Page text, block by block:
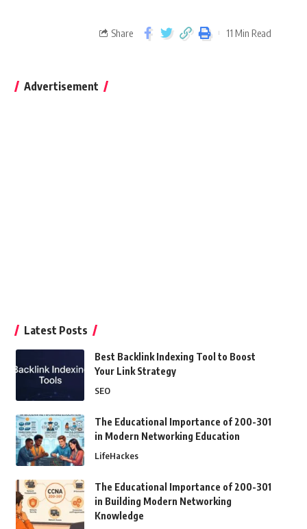
Share 11 Min Read
Advertisement
Latest Posts
Best Backlink Indexing Tool to Boost
Your Link Strategy
SEO
The Educational Importance of 200-301
in Modern Networking Education
LifeHackes
The Educational Importance of 200-301
in Building Modern Networking
Knowledge